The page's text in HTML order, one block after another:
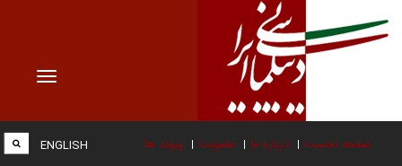
Toggle
صفحه نخست درباره ما عضویت پیوند ها ENGLISH